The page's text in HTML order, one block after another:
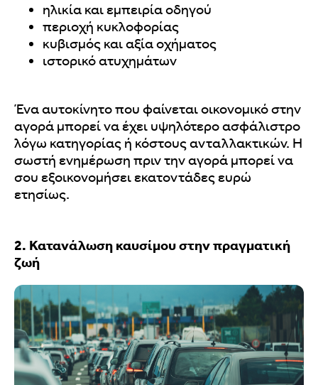
ηλικία και εμπειρία οδηγού
περιοχή κυκλοφορίας
κυβισμός και αξία οχήματος
ιστορικό ατυχημάτων
Ένα αυτοκίνητο που φαίνεται οικονομικό στην
αγορά μπορεί να έχει υψηλότερο ασφάλιστρο
λόγω κατηγορίας ή κόστους ανταλλακτικών. Η
σωστή ενημέρωση πριν την αγορά μπορεί να
σου εξοικονομήσει εκατοντάδες ευρώ
ετησίως.
2. Κατανάλωση καυσίμου στην πραγματική
ζωή